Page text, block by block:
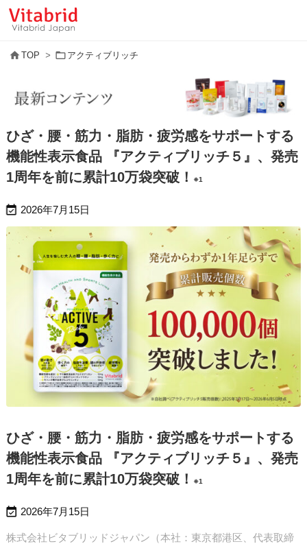
 TOP >  アクティブリッチ
ひざ・腰・筋力・脂肪・疲労感をサポートする
機能性表示食品 『アクティブリッチ５』、発売
1周年を前に累計10万袋突破！
※1
 2026年7月15日
ひざ・腰・筋力・脂肪・疲労感をサポートする
機能性表示食品 『アクティブリッチ５』、発売
1周年を前に累計10万袋突破！
※1
 2026年7月15日
株式会社ビタブリッドジャパン（本社：東京都港区、代表取締